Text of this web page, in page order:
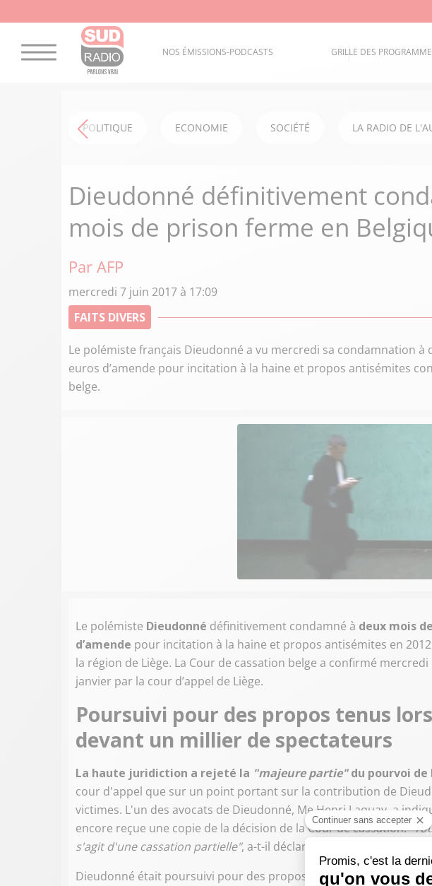
NOS ÉMISSIONS-PODCASTS GRILLE DES
POLITIQUE ECONOMIE SOCIÉTÉ LA RADIO DE
Dieudonné définitivement
mois de prison ferme en
Par AFP
mercredi 7 juin 2017 à 17:09
FAITS DIVERS
Le polémiste français Dieudonné a vu mercredi sa condamnation à
euros d’amende pour incitation à la haine et propos antisémites
belge.
Le polémiste Dieudonné définitivement condamné à deux mois
d’amende pour incitation à la haine et propos antisémites en 2012
la région de Liège. La Cour de cassation belge a confirmé
janvier par la cour d’appel de Liège.
Poursuivi pour des propos tenus
devant un millier de spectateurs
La haute juridiction a rejeté la "majeure partie"du pourvoi de
cour d'appel que sur un point portant sur la contribution de
victimes. L'un des avocats de Dieudonné, Me Henri Laquay, a
encore reçue une copie de la décision de la Cour de cassation.
s'agit d'une cassation partielle", a-t-il déclaré à l'AFP, en se
Dieudonné était poursuivi pour des propos tenus lors d'un